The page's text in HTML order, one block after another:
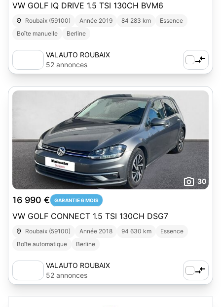
VW GOLF IQ DRIVE 1.5 TSI 130CH BVM6
Roubaix (59100) Année 2019 84 283 km
Essence
Boîte manuelle
Berline
VALAUTO ROUBAIX
52 annonces
30
16 990 € GARANTIE 6 MOIS
VW GOLF CONNECT 1.5 TSI 130CH DSG7
Roubaix (59100) Année 2018 94 630 km
Essence
Boîte automatique
Berline
VALAUTO ROUBAIX
52 annonces